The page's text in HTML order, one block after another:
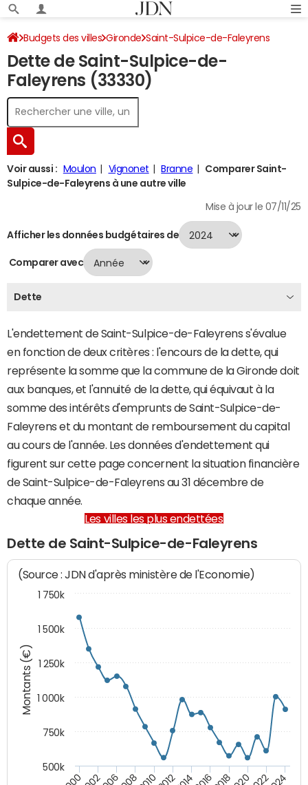
Budgets des villes Gironde Saint-Sulpice-de-Faleyrens
Dette au 31/12/2024
Dette de Saint-Sulpice-de-
Faleyrens (33330)
Voir aussi : Moulon Vignonet Branne
Comparer Saint-
Sulpice-de-Faleyrens à une autre ville
Mise à jour le 07/11/25
Afficher les données budgétaires de
Comparer avec
Dette
L'endettement de Saint-Sulpice-de-Faleyrens s'évalue
en fonction de deux critères : l'encours de la dette, qui
représente la somme que la commune de la Gironde doit
aux banques, et l'annuité de la dette, qui équivaut à la
somme des intérêts d'emprunts de Saint-Sulpice-de-
Faleyrens et du montant de remboursement du capital
au cours de l'année. Les données d'endettement qui
figurent sur cette page concernent la situation financière
de Saint-Sulpice-de-Faleyrens au 31 décembre de
chaque année.
Les villes les plus endettées
Dette de Saint-Sulpice-de-Faleyrens
Montants (€)
(Source : JDN d'après ministère de l'Economie)
500k
750k
1 000k
1 250k
1 500k
1 750k